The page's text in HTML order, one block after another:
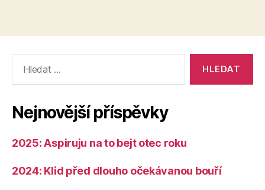
vyhledávání:
Nejnovější příspěvky
2025: Aspiruju na to bejt otec roku
2024: Klid před dlouho očekávanou bouří